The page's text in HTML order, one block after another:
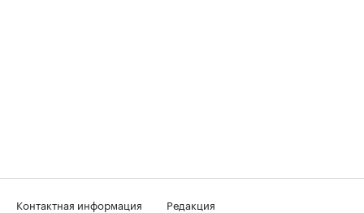
Контактная информация
Редакция